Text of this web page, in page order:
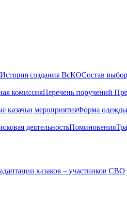
История создания ВсКОСостав
комиссияПеречень поручений
казачьи мероприятияФорма одежды
деятельностьПоминовения
казаков – участников СВО